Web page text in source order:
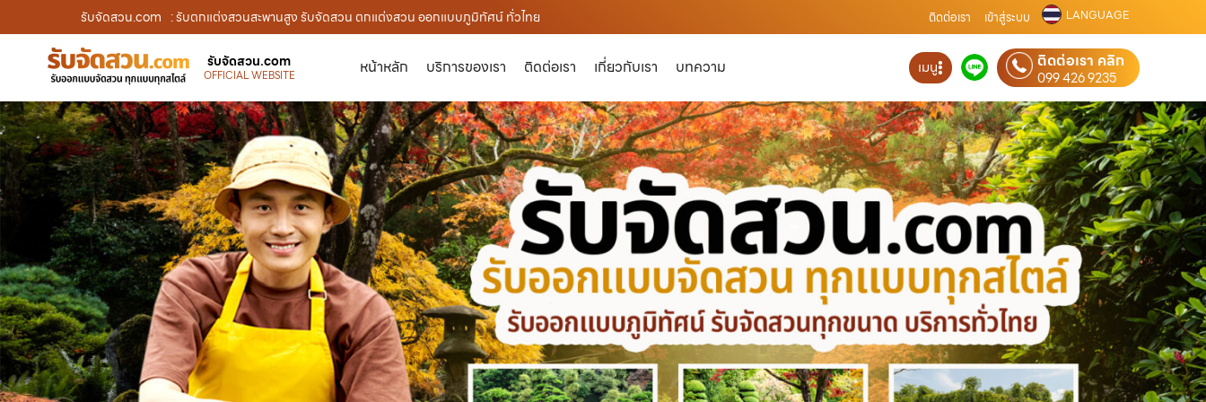
รับจัดสวน.com : รับตกแต่งสวนสะพานสูง รับจัดสวน ตกแต่งสวน ออกแบบภูมิทัศน์ ทั่วไทย ติดต่อเรา เข้าสู่ระบบ LANGUAGE
รับจัดสวน.com
OFFICIAL WEBSITE หน้าหลัก บริการของเรา ติดต่อเรา เกี่ยวกับเรา บทความ เมนู ติดต่อเรา คลิก
099 426 9235